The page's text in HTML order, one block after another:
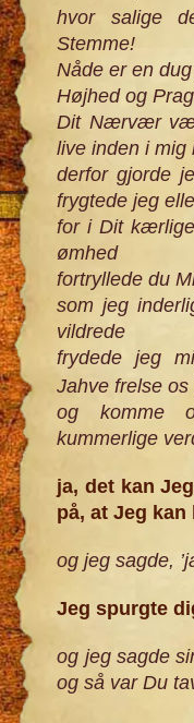
hvor salige
Stemme!
Nåde er en
Højhed og
Dit Nærvær
live inden i mig
derfor gjorde
frygtede jeg
for i Dit
ømhed
fortryllede du
som jeg
vildrede
frydede jeg
Jahve frelse
og komme
kummerlige
ja, det kan
på, at Jeg
og jeg sagde,
Jeg spurgte
og jeg sagde
og så var Du